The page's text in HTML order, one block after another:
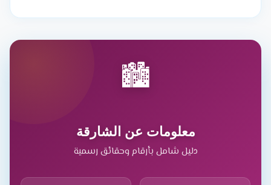
🏙️
معلومات عن الشارقة
دليل شامل بأرقام وحقائق رسمية